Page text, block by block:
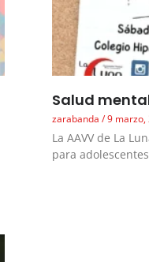
Salud
zarabanda 9 marzo,
La AAVV de La
para